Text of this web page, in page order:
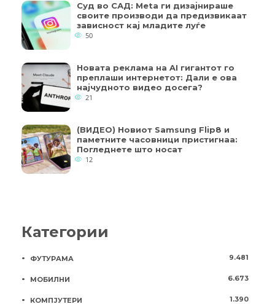
Суд во САД: Meta ги дизајнираше
своите производи да предизвикаат
зависност кај младите луѓе
50
Новата реклама на AI гигантот го
преплаши интернетот: Дали е ова
најчудното видео досега?
21
(ВИДЕО) Новиот Samsung Flip8 и
паметните часовници пристигнаа:
Погледнете што носат
12
Категории
ФУТУРАМА 9.481
МОБИЛНИ 6.673
КОМПЈУТЕРИ 1.390